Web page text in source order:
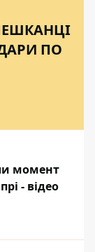
ПО
момент
- відео